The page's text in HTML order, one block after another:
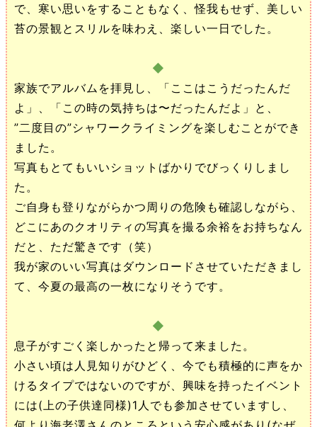
で、寒い思いをすることもなく、怪我もせず、美しい
苔の景観とスリルを味わえ、楽しい一日でした。
◆
家族でアルバムを拝見し、「ここはこうだったんだ
よ」、「この時の気持ちは〜だったんだよ」と、
”二度目の”シャワークライミングを楽しむことができ
ました。
写真もとてもいいショットばかりでびっくりしまし
た。
ご自身も登りながらかつ周りの危険も確認しながら、
どこにあのクオリティの写真を撮る余裕をお持ちなん
だと、ただ驚きです（笑）
我が家のいい写真はダウンロードさせていただきまし
て、今夏の最高の一枚になりそうです。
◆
息子がすごく楽しかったと帰って来ました。
小さい頃は人見知りがひどく、今でも積極的に声をか
けるタイプではないのですが、興味を持ったイベント
には(上の子供達同様)1人でも参加させていますし、